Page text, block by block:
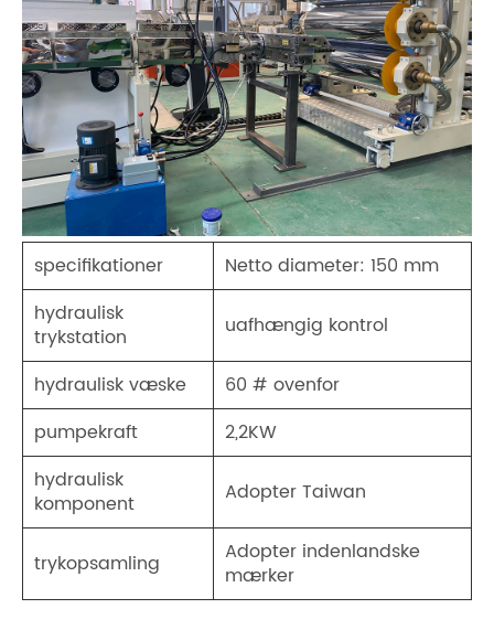
specifikationer
Netto diameter: 150 mm
hydraulisk
trykstation
uafhængig kontrol
hydraulisk væske
60 # ovenfor
pumpekraft
2,2KW
hydraulisk
komponent
Adopter Taiwan
trykopsamling
Adopter indenlandske
mærker